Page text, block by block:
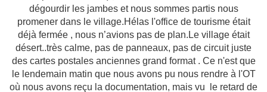
dégourdir les jambes et nous sommes partis nous
promener dans le village.Hélas l'office de tourisme était
déjà fermée , nous n’avions pas de plan.Le village était
désert..très calme, pas de panneaux, pas de circuit juste
des cartes postales anciennes grand format . Ce n'est que
le lendemain matin que nous avons pu nous rendre à l'OT
où nous avons reçu la documentation, mais vu le retard de